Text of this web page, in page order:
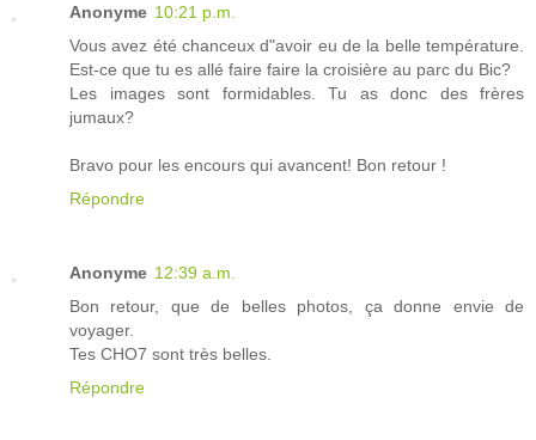
Anonyme 10:21 p.m.
Vous avez été chanceux d"avoir eu de la belle température.
Est-ce que tu es allé faire faire la croisière au parc du Bic?
Les images sont formidables. Tu as donc des frères
jumaux?
Bravo pour les encours qui avancent! Bon retour !
Répondre
Anonyme 12:39 a.m.
Bon retour, que de belles photos, ça donne envie de
voyager.
Tes CHO7 sont très belles.
Répondre